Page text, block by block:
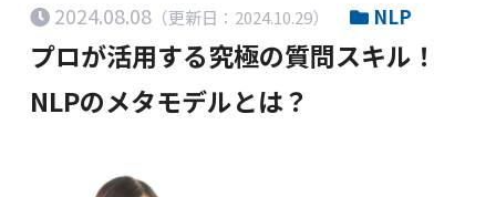
2024.08.08（更新日：2024.10.29） NLP
プロが活用する究極の質問スキル！
NLPのメタモデルとは？